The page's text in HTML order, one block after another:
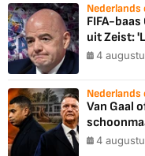
Nederlands
FIFA-
uit Zeist:
4
Nederlands
Van Gaal
4